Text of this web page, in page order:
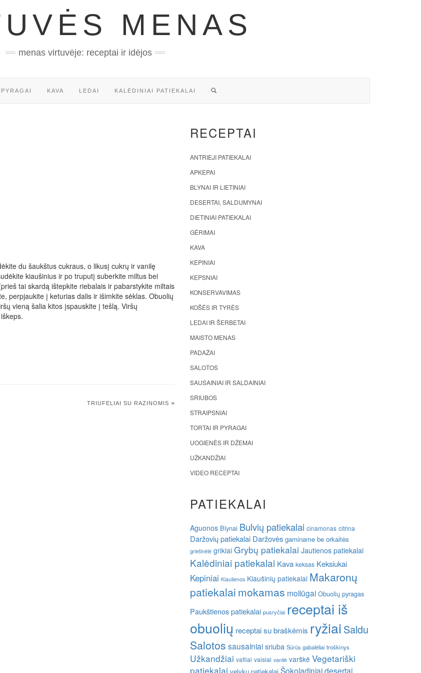
MENAS
menas virtuvėje: receptai ir idėjos
KAVA LEDAI KALĖDINIAI PATIEKALAI
du šaukštus cukraus, o likusį cukrų ir vanilę
kiaušinius ir po truputį suberkite miltus bei
tai skardą ištepkite riebalais ir pabarstykite miltais
perpjaukite į keturias dalis ir išimkite sėklas. Obuolių
vieną šalia kitos įspauskite į tešlą. Viršų
TRIUFELIAI SU RAZINOMIS »
RECEPTAI
ANTRIEJI PATIEKALAI
APKEPAI
BLYNAI IR LIETINIAI
DESERTAI, SALDUMYNAI
DIETINIAI PATIEKALAI
GĖRIMAI
KAVA
KEPINIAI
KEPSNIAI
KONSERVAVIMAS
KOŠĖS IR TYRĖS
LEDAI IR ŠERBETAI
MAISTO MENAS
PADAŽAI
SALOTOS
SAUSAINIAI IR SALDAINIAI
SRIUBOS
STRAIPSNIAI
TORTAI IR PYRAGAI
UOGIENĖS IR DŽEMAI
UŽKANDŽIAI
VIDEO RECEPTAI
PATIEKALAI
Aguonos Blynai Bulvių patiekalai cinamonas citrina
Daržovių patiekalai Daržovės gaminame be orkaitės
grietinėlė grikiai Grybų patiekalai Jautienos patiekalai
Kalėdiniai patiekalai Kava keksas Keksiukai
Kepiniai Kiaulienos Kiaušinių patiekalai Makaronų
patiekalai mokamas moliūgai Obuolių pyragas
Paukštienos patiekalai pusryčiai receptai iš
obuolių receptai su braškėmis ryžiai Saldu
Salotos sausainiai sriuba Sūrūs gabalėliai troškinys
Užkandžiai vafliai vaisiai vanilė varškė Vegetariški
patiekalai
Šokoladiniai desertai